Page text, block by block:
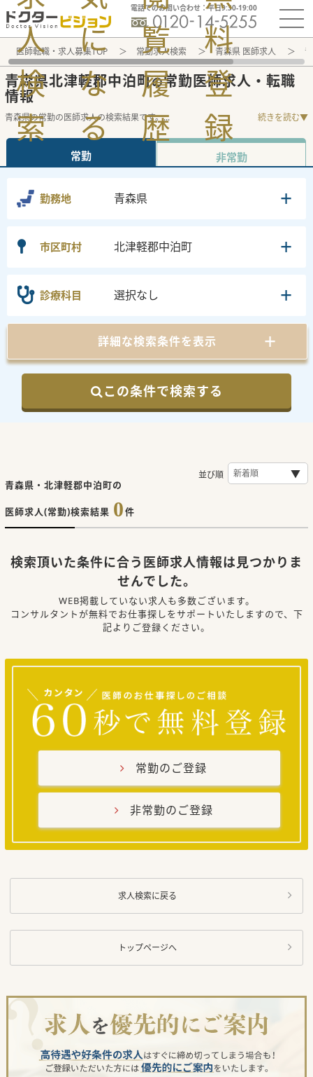
電話でのお問い合わせ：平日9:30-19:00
人
検
索
に
な
る
覧
履
歴
料
登
録
医師転職・求人募集TOP 常勤求人検索 青森県 医師求人
青森県北津軽郡中泊町の常勤医師求人・転職
情報
青森県の常勤の医師求人の検索結果です。... 続きを読む▼
常勤 非常勤
勤務地 青森県
市区町村 北津軽郡中泊町
診療科目 選択なし
詳細な検索条件を表示
この条件で検索する
青森県・北津軽郡中泊町の
医師求人(常勤)検索結果 0件
並び順
検索頂いた条件に合う医師求人情報は見つかりま
せんでした。
WEB掲載していない求人も多数ございます。
コンサルタントが無料でお仕事探しをサポートいたしますので、下
記よりご登録ください。
常勤のご登録
非常勤のご登録
求人検索に戻る
トップページへ